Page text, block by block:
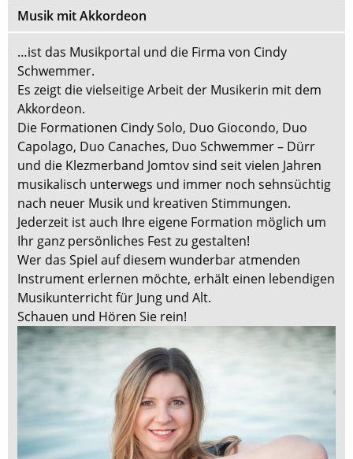
Musik mit Akkordeon
…ist das Musikportal und die Firma von Cindy
Schwemmer.
Es zeigt die vielseitige Arbeit der Musikerin mit dem
Akkordeon.
Die Formationen Cindy Solo, Duo Giocondo, Duo
Capolago, Duo Canaches, Duo Schwemmer – Dürr
und die Klezmerband Jomtov sind seit vielen Jahren
musikalisch unterwegs und immer noch sehnsüchtig
nach neuer Musik und kreativen Stimmungen.
Jederzeit ist auch Ihre eigene Formation möglich um
Ihr ganz persönliches Fest zu gestalten!
Wer das Spiel auf diesem wunderbar atmenden
Instrument erlernen möchte, erhält einen lebendigen
Musikunterricht für Jung und Alt.
Schauen und Hören Sie rein!